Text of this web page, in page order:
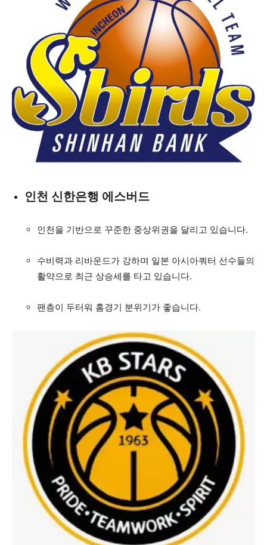
인천 신한은행 에스버드
인천을 기반으로 꾸준한 중상위권을 달리고 있습니다.
수비력과 리바운드가 강하며 일본 아시아쿼터 선수들의
활약으로 최근 상승세를 타고 있습니다.
팬층이 두터워 홈경기 분위기가 좋습니다.